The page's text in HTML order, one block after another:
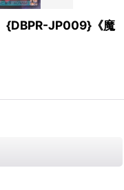
{DBPR-JP009}《魔